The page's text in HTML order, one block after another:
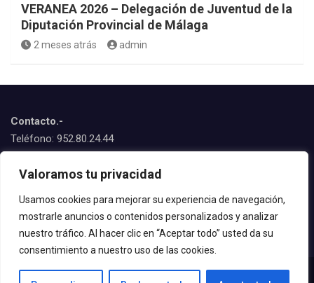
Valoramos tu privacidad
Usamos cookies para mejorar su experiencia de navegación,
mostrarle anuncios o contenidos personalizados y analizar
nuestro tráfico. Al hacer clic en “Aceptar todo” usted da su
consentimiento a nuestro uso de las cookies.
VERANEA 2026 – Delegación de Juventud de la
Diputación Provincial de Málaga
2 meses atrás admin
Contacto.-
Teléfono: 952.80.24.44
juventud@estepona.es
© 2020 Delegación de Juventud